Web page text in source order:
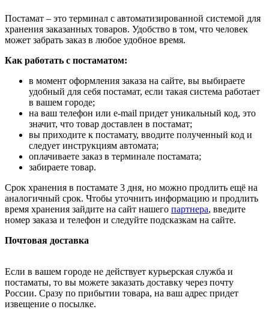
Постамат – это терминал с автоматизированной системой для
хранения заказанных товаров. Удобство в том, что человек
может забрать заказ в любое удобное время.
Как работать с постаматом:
в момент оформления заказа на сайте, вы выбираете
удобный для себя постамат, если такая система работает
в вашем городе;
на ваш телефон или e-mail придет уникальный код, это
значит, что товар доставлен в постамат;
вы приходите к постамату, вводите полученный код и
следует инструкциям автомата;
оплачиваете заказ в терминале постамата;
забираете товар.
Срок хранения в постамате 3 дня, но можно продлить ещё на
аналогичный срок. Чтобы уточнить информацию и продлить
время хранения зайдите на сайт нашего партнера, введите
номер заказа и телефон и следуйте подсказкам на сайте.
Почтовая доставка
Если в вашем городе не действует курьерская служба и
постаматы, то вы можете заказать доставку через почту
России. Сразу по прибытии товара, на ваш адрес придет
извещение о посылке.